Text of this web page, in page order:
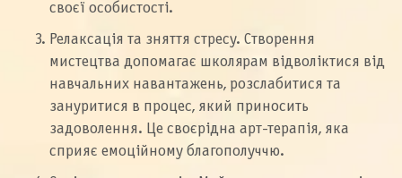
своєї особистості.
Релаксація та зняття стресу. Створення
мистецтва допомагає школярам відволіктися від
навчальних навантажень, розслабитися та
зануритися в процес, який приносить
задоволення. Це своєрідна арт-терапія, яка
сприяє емоційному благополуччю.